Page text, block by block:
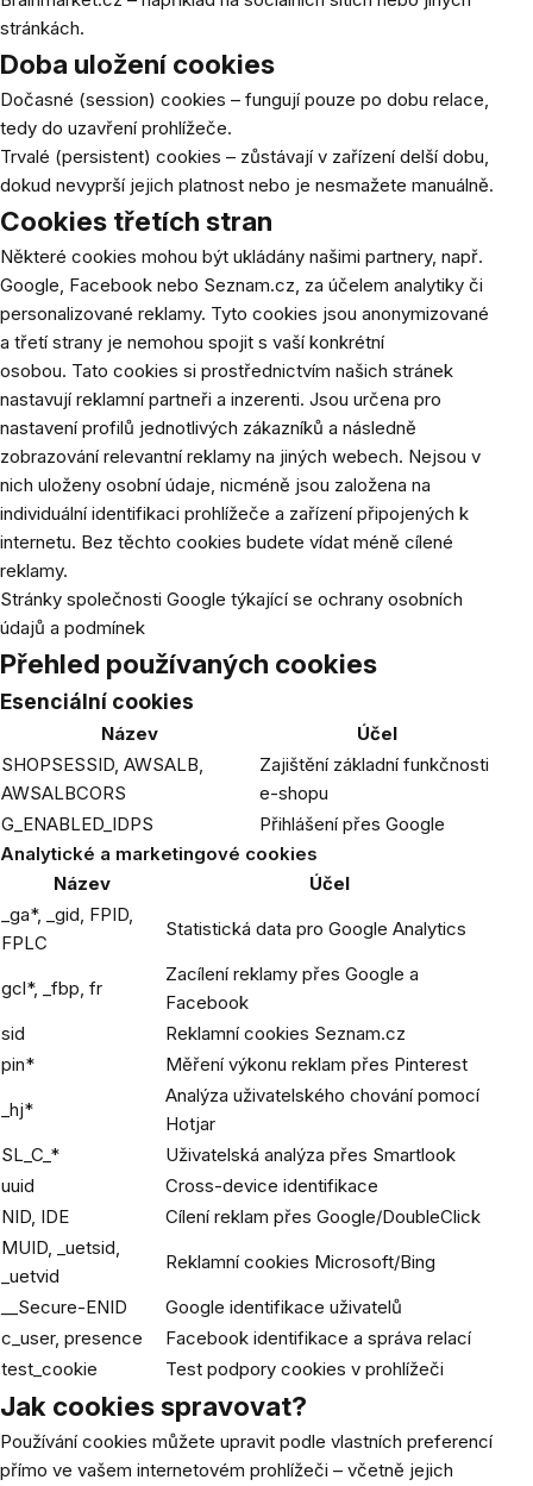
stránkách.
Doba uložení cookies
Dočasné (session) cookies – fungují pouze po dobu relace,
tedy do uzavření prohlížeče.
Trvalé (persistent) cookies – zůstávají v zařízení delší dobu,
dokud nevyprší jejich platnost nebo je nesmažete manuálně.
Cookies třetích stran
Některé cookies mohou být ukládány našimi partnery, např.
Google, Facebook nebo Seznam.cz, za účelem analytiky či
personalizované reklamy. Tyto cookies jsou anonymizované
a třetí strany je nemohou spojit s vaší konkrétní
osobou. Tato cookies si prostřednictvím našich stránek
nastavují reklamní partneři a inzerenti. Jsou určena pro
nastavení profilů jednotlivých zákazníků a následně
zobrazování relevantní reklamy na jiných webech. Nejsou v
nich uloženy osobní údaje, nicméně jsou založena na
individuální identifikaci prohlížeče a zařízení připojených k
internetu. Bez těchto cookies budete vídat méně cílené
reklamy.
Stránky společnosti Google týkající se ochrany osobních
údajů a podmínek
Přehled používaných cookies
Esenciální cookies
Název
Účel
SHOPSESSID, AWSALB,
AWSALBCORS
Zajištění základní funkčnosti
e-shopu
G_ENABLED_IDPS
Přihlášení přes Google
Analytické a marketingové cookies
Název
Účel
_ga*, _gid, FPID,
FPLC
Statistická data pro Google Analytics
gcl*, _fbp, fr
Zacílení reklamy přes Google a
Facebook
sid
Reklamní cookies Seznam.cz
pin*
Měření výkonu reklam přes Pinterest
_hj*
Analýza uživatelského chování pomocí
Hotjar
SL_C_*
Uživatelská analýza přes Smartlook
uuid
Cross-device identifikace
NID, IDE
Cílení reklam přes Google/DoubleClick
MUID, _uetsid,
_uetvid
Reklamní cookies Microsoft/Bing
__Secure-ENID
Google identifikace uživatelů
c_user, presence
Facebook identifikace a správa relací
test_cookie
Test podpory cookies v prohlížeči
Jak cookies spravovat?
Používání cookies můžete upravit podle vlastních preferencí
přímo ve vašem internetovém prohlížeči – včetně jejich